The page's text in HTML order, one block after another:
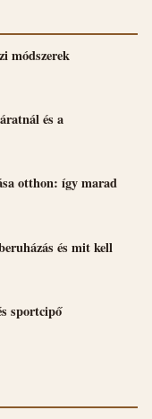
módszerek
és a
otthon: így marad
és mit kell
sportcipő